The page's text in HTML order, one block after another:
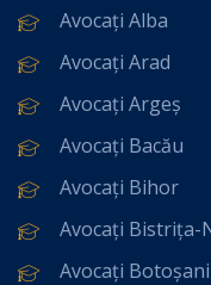
Avocați Alba
Avocați Arad
Avocați Argeș
Avocați Bacău
Avocați Bihor
Avocați Bistrița-
Avocați Botoșani